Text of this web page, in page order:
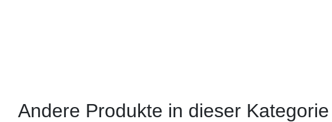
Andere Produkte in dieser Kategorie